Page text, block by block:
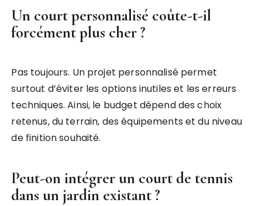
Un court personnalisé coûte-t-il
forcément plus cher ?
Pas toujours. Un projet personnalisé permet
surtout d’éviter les options inutiles et les erreurs
techniques. Ainsi, le budget dépend des choix
retenus, du terrain, des équipements et du niveau
de finition souhaité.
Peut-on intégrer un court de tennis
dans un jardin existant ?